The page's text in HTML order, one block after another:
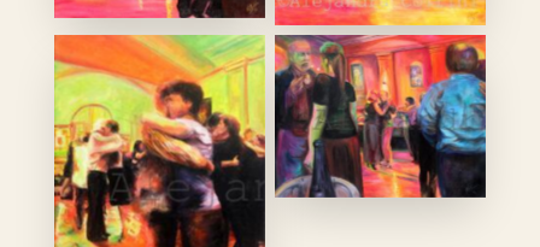
No Caption
En la Milonga